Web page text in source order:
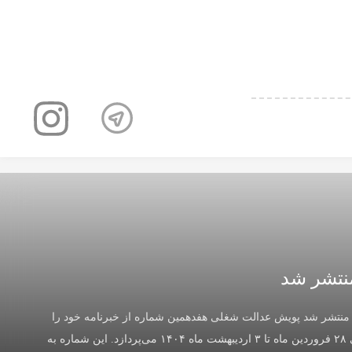
شد
شد پویش عدالت شغلی هفدهمین شماره از خبرنامه خود را
منتشر کرد که به رویدادهای بازار کار و مسائل اجتماعی در بازه زمانی ۲۸ فروردین ماه تا ۳ اردیبهشت ماه ۱۴۰۴ می‌پردازد. این شماره به